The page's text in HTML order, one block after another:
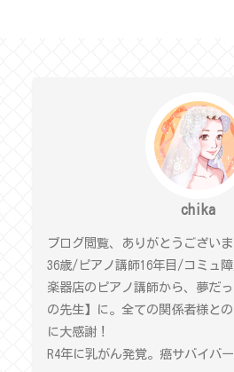
chika
ブログ閲覧、ありがとうござい
36歳/ピアノ講師16年目/コミュ
楽器店のピアノ講師から、夢だ
の先生】に。全ての関係者様と
に大感謝！
R4年に乳がん発覚。癌サバイバー